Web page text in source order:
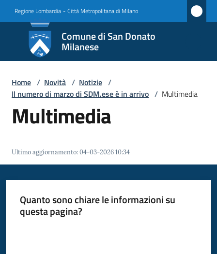
Regione Lombardia - Città Metropolitana di Milano
Comune di San Donato
Milanese
Comune
di San
Donato
Milanese
Amministrazione
Menu selezionato
Vivere
San
Donato
Home / Novità / Notizie /
Il numero di marzo di SDM.ese è in arrivo / Multimedia
Multimedia
Ultimo aggiornamento:04-03-2026 10:34
Quanto sono chiare le informazioni su
questa pagina?